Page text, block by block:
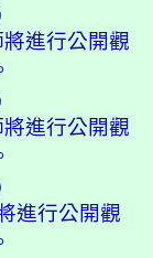
進行公開觀
進行公開觀
進行公開觀